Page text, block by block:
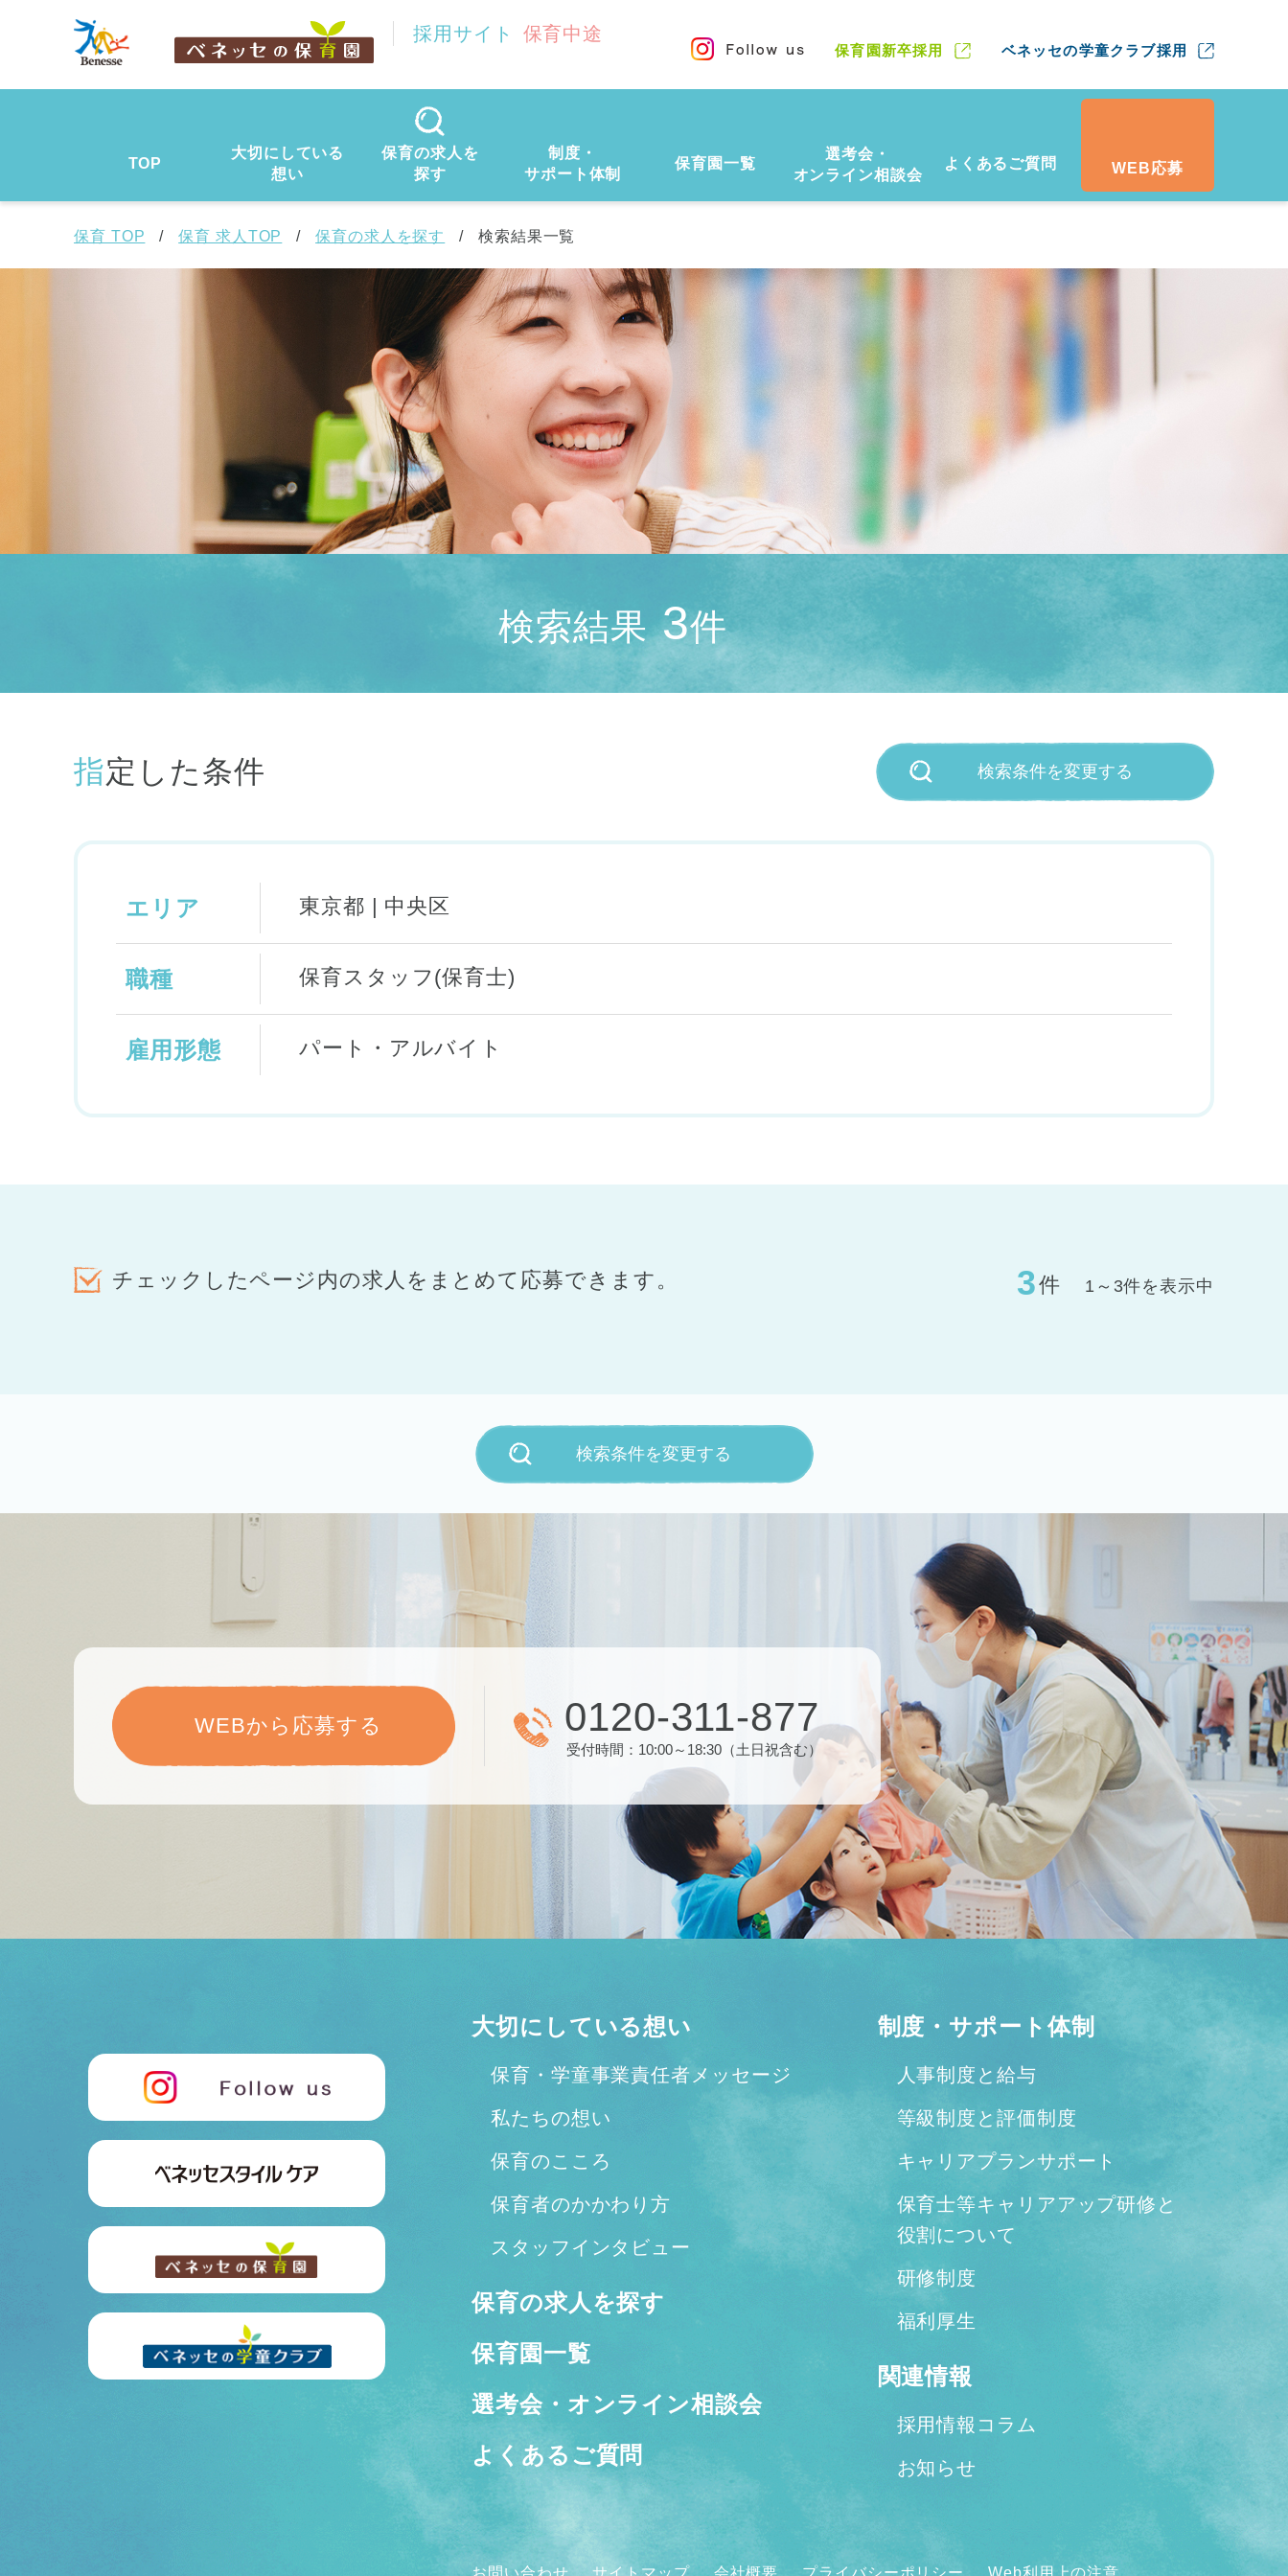
採用サイト 保育中途
保育園新卒採用 ベネッセの学童クラブ採用
TOP
大切にしている
想い
保育の求人を
探す
制度・
サポート体制
保育園一覧
選考会・
オンライン相談会
よくあるご質問 WEB応募
保育 TOP 保育 求人TOP 保育の求人を探す 検索結果一覧
検索結果 3件
指定した条件 検索条件を変更する
エリア 東京都 | 中央区
職種 保育スタッフ(保育士)
雇用形態 パート・アルバイト
チェックしたページ内の求人をまとめて応募できます。 3件 1～3件を表示中
検索条件を変更する
WEBから応募する 0120-311-877
受付時間：10:00～18:30（土日祝含む）
大切にしている想い
保育・学童事業責任者メッセージ
私たちの想い
保育のこころ
保育者のかかわり方
スタッフインタビュー
保育の求人を探す
保育園一覧
選考会・オンライン相談会
よくあるご質問
制度・サポート体制
人事制度と給与
等級制度と評価制度
キャリアプランサポート
保育士等キャリアアップ研修と
役割について
研修制度
福利厚生
関連情報
採用情報コラム
お知らせ
お問い合わせ サイトマップ 会社概要 プライバシーポリシー Web利用上の注意